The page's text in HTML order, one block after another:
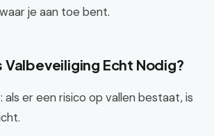
je aan toe bent.
Valbeveiliging Echt Nodig?
als er een risico op vallen bestaat, is